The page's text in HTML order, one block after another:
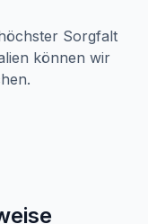
Sorgfalt
können wir